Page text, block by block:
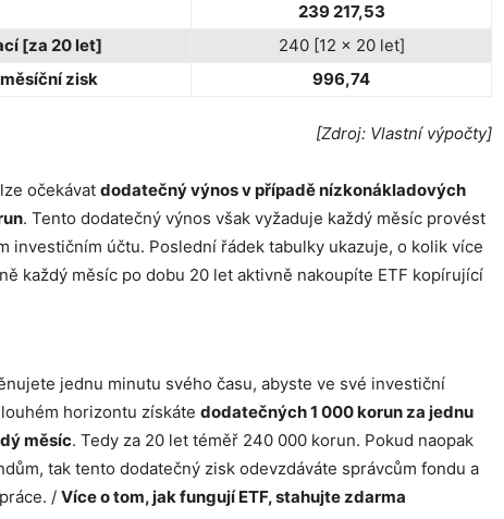
239 217,53
[za 20 let]
240 [12 x 20 let]
zisk
996,74
[Zdroj: Vlastní výpočty]
očekávat dodatečný výnos v případě nízkonákladových
. Tento dodatečný výnos však vyžaduje každý měsíc provést
investičním účtu. Poslední řádek tabulky ukazuje, o kolik více
každý měsíc po dobu 20 let aktivně nakoupíte ETF kopírující
jednu minutu svého času, abyste ve své investiční
horizontu získáte dodatečných 1 000 korun za jednu
měsíc. Tedy za 20 let téměř 240 000 korun. Pokud naopak
tak tento dodatečný zisk odevzdáváte správcům fondu a
/ Více o tom, jak fungují ETF, stahujte zdarma